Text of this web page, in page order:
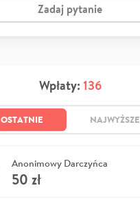
Zadaj pytanie
Wpłaty: 136
OSTATNIE NAJWYŻSZE
Anonimowy Darczyńca
50 zł